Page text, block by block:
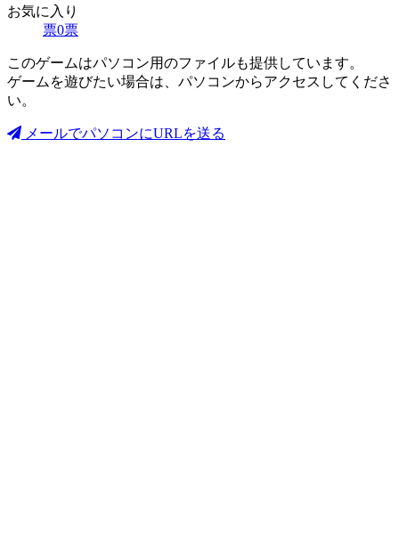
お気に入り
票0票
このゲームはパソコン用のファイルも提供しています。
ゲームを遊びたい場合は、パソコンからアクセスしてくださ
い。
メールでパソコンにURLを送る